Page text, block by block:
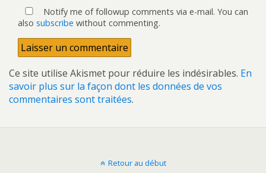
Notify me of followup comments via e-mail. You can
also subscribe without commenting.
Ce site utilise Akismet pour réduire les indésirables. En
savoir plus sur la façon dont les données de vos
commentaires sont traitées.
Retour au début